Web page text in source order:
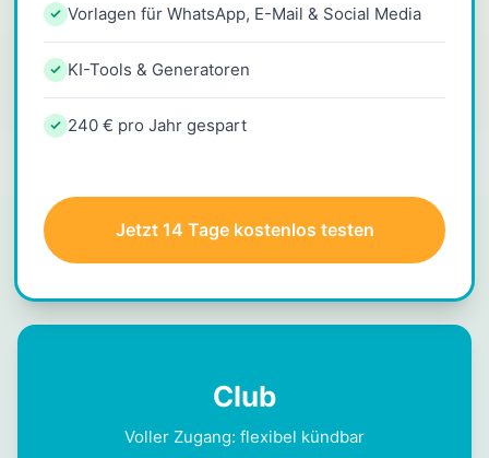
Vorlagen für WhatsApp, E-Mail & Social Media
KI-Tools & Generatoren
240 € pro Jahr gespart
Jetzt 14 Tage kostenlos testen
Club
Voller Zugang: flexibel kündbar